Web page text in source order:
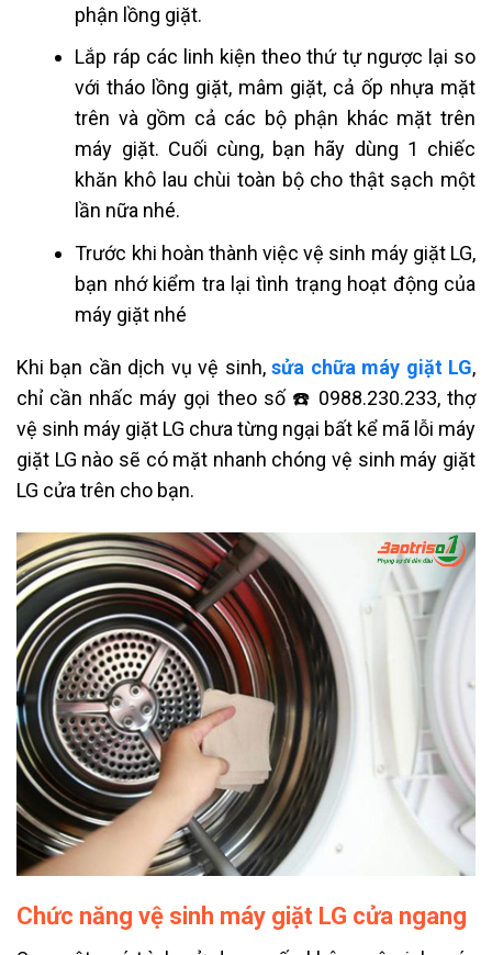
phận lồng giặt.
Lắp ráp các linh kiện theo thứ tự ngược lại so
với tháo lồng giặt, mâm giặt, cả ốp nhựa mặt
trên và gồm cả các bộ phận khác mặt trên
máy giặt. Cuối cùng, bạn hãy dùng 1 chiếc
khăn khô lau chùi toàn bộ cho thật sạch một
lần nữa nhé.
Trước khi hoàn thành việc vệ sinh máy giặt LG,
bạn nhớ kiểm tra lại tình trạng hoạt động của
máy giặt nhé
Khi bạn cần dịch vụ vệ sinh,sửa chữa máy giặt LG,
chỉ cần nhấc máy gọi theo số ☎️ 0988.230.233, thợ
vệ sinh máy giặt LG chưa từng ngại bất kể mã lỗi máy
giặt LG nào sẽ có mặt nhanh chóng vệ sinh máy giặt
LG cửa trên cho bạn.
Chức năng vệ sinh máy giặt LG cửa ngang